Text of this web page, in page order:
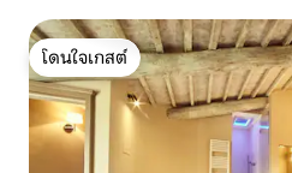
โดนใจเกสต์
โดนใจเกสต์